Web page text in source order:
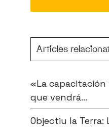
Articles
«La
que vendrá...
Objectiu la Terra: